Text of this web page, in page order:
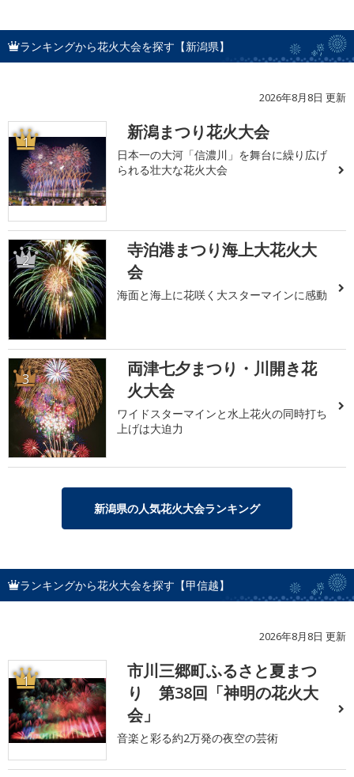
ランキングから花火大会を探す【新潟県】
2026年8月8日 更新
1 新潟まつり花火大会
日本一の大河「信濃川」を舞台に繰り広げ
られる壮大な花火大会
2
寺泊港まつり海上大花火大
会
海面と海上に花咲く大スターマインに感動
3
両津七夕まつり・川開き花
火大会
ワイドスターマインと水上花火の同時打ち
上げは大迫力
新潟県の人気花火大会ランキング
ランキングから花火大会を探す【甲信越】
2026年8月8日 更新
1
市川三郷町ふるさと夏まつ
り 第38回「神明の花火大
会」
音楽と彩る約2万発の夜空の芸術